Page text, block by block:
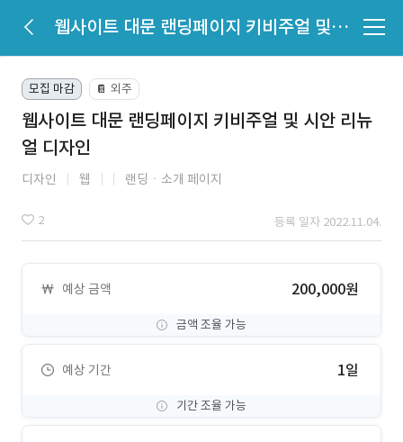
웹사이트 대문 랜딩페이지 키비주얼 및 시안 리뉴얼 디자인
모집 마감 📔 외주
웹사이트 대문 랜딩페이지 키비주얼 및 시안 리뉴
얼 디자인
디자인 웹 랜딩ㆍ소개 페이지
2 등록 일자 2022.11.04.
예상 금액 200,000원
금액 조율 가능
예상 기간 1일
기간 조율 가능